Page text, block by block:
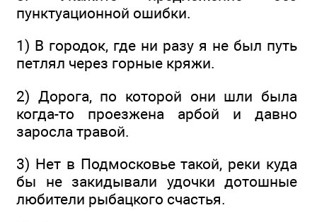
пунктуационной ошибки.
1) В городок, где ни разу я не был путь
петлял через горные кряжи.
2) Дорога, по которой они шли была
когда-то проезжена арбой и давно
заросла травой.
3) Нет в Подмосковье такой, реки куда
бы не закидывали удочки дотошные
любители рыбацкого счастья.